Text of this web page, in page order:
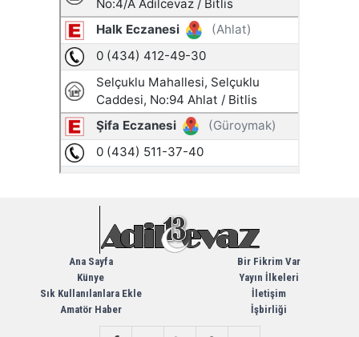
Ana Sayfa
Künye
Sık Kullanılanlara Ekle
Amatör Haber
Bir Fikrim Var
Yayın İlkeleri
İletişim
İşbirliği